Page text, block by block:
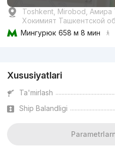
Toshkent, Mirobod, Амира
Хокимият Ташкентской
Мингурюк 658 м 8 мин
Xususiyatlari
Ta'mirlash
Ship Balandligi